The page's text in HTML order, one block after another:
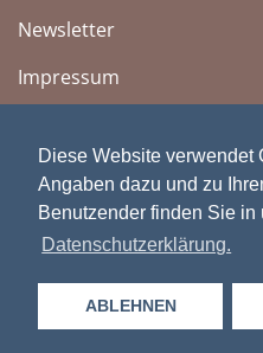
Diese Website verwendet
Angaben dazu und zu
Benutzender finden Sie in
Datenschutzerklärung.
ABLEHNEN
Newsletter
Impressum
Zentralbibliothek